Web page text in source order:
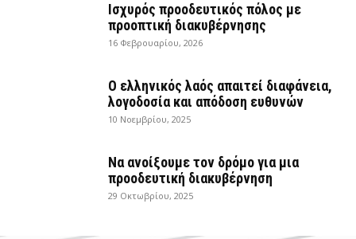
Ισχυρός προοδευτικός πόλος με
προοπτική διακυβέρνησης
16 Φεβρουαρίου, 2026
Ο ελληνικός λαός απαιτεί διαφάνεια,
λογοδοσία και απόδοση ευθυνών
10 Νοεμβρίου, 2025
Να ανοίξουμε τον δρόμο για μια
προοδευτική διακυβέρνηση
29 Οκτωβρίου, 2025